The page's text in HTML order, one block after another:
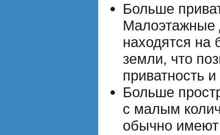
Больше
находятся на
земли, что
приватность
Больше
с малым
обычно